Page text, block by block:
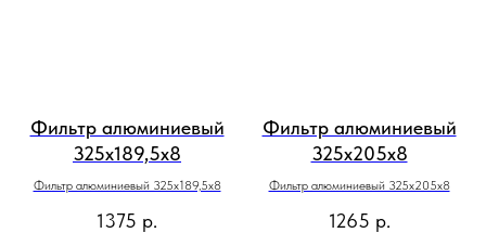
Фильтр алюминиевый
325x189,5х8
Фильтр алюминиевый 325x189,5х8
1375 р.
Фильтр алюминиевый
325x205х8
Фильтр алюминиевый 325x205х8
1265 р.